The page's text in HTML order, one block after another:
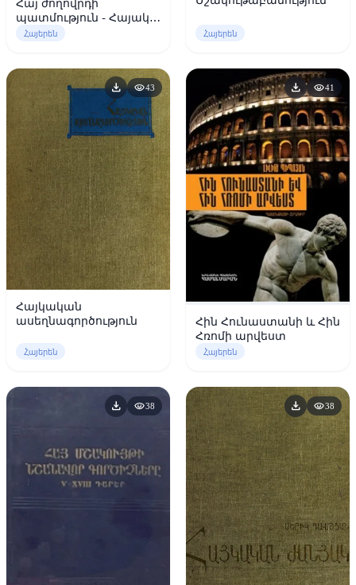
Հայ ժողովրդի
պատմություն - Հայակզ
Ժամկաչյան
Հայերեն Հայերեն
download visibility43
Հայկական
ասեղնագործություն
Հայերեն
download visibility41
Հին Հունաստանի և Հին
Հռոմի արվեստ
Հայերեն
download visibility38 download visibility38